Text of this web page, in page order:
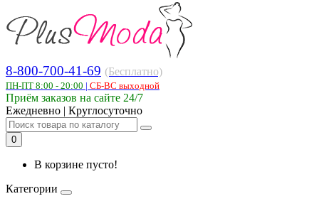
8-800-700-41-69 (Бесплатно)
ПН-ПТ 8:00 - 20:00 | СБ-ВС выходной
Приём заказов на сайте 24/7
Ежедневно | Круглосуточно
0
В корзине пусто!
Категории